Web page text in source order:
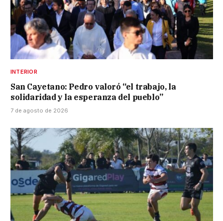
INTERIOR
San Cayetano: Pedro valoró “el trabajo, la
solidaridad y la esperanza del pueblo”
7 de agosto de 2026